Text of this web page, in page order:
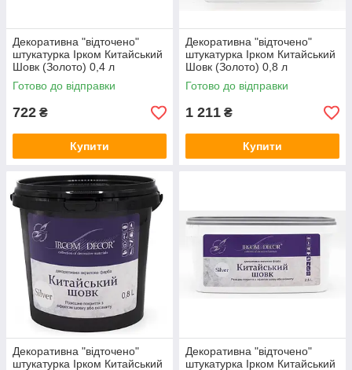
Декоративна "відточено"
штукатурка Ірком Китайський
Шовк (Золото) 0,4 л
Готово до відправки
722 ₴
Купити
Декоративна "відточено"
штукатурка Ірком Китайський
Шовк (Золото) 0,8 л
Готово до відправки
1 211 ₴
Купити
Декоративна "відточено"
штукатурка Ірком Китайський
Декоративна "відточено"
штукатурка Ірком Китайський